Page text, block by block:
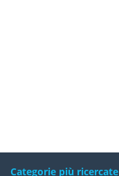
Categorie più ricercate